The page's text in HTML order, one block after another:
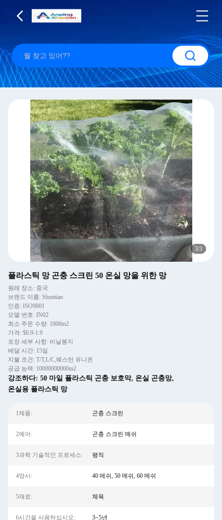
3/3
플라스틱 망 곤충 스크린 50 온실 망을 위한 망
원래 장소: 중국
브랜드 이름: Shuntian
인증: ISO9001
모델 번호: IN02
최소 주문 수량: 1000m2
가격: $0.9-1.9
포장 세부 사항: 비닐봉지
배달 시간: 15일
지불 조건: T/T,L/C,웨스턴 유니온
공급 능력: 10000000000m2
강조하다: 50 마일 플라스틱 곤충 보호막, 온실 곤충망,
온실용 플라스틱 망
1제품: 곤충 스크린
2예어: 곤충 스크린 메쉬
3과학 기술적인 프로세스: 평직
4망사: 40 메쉬, 50 메쉬, 60 메쉬
5재료: 체육
6시간을 사용하십시오: 3~5년